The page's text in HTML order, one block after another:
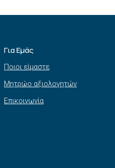
Για Εμάς
Ποιοι είμαστε
Μητρώο αξιολογητών
Επικοινωνία